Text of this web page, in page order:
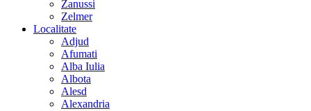
Zanussi
Zelmer
Localitate
Adjud
Afumati
Alba Iulia
Albota
Alesd
Alexandria